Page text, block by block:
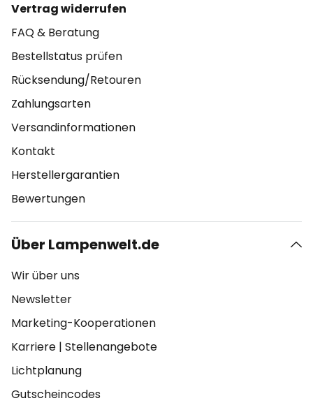
Vertrag widerrufen
FAQ & Beratung
Bestellstatus prüfen
Rücksendung/Retouren
Zahlungsarten
Versandinformationen
Kontakt
Herstellergarantien
Bewertungen
Über Lampenwelt.de
Wir über uns
Newsletter
Marketing-Kooperationen
Karriere | Stellenangebote
Lichtplanung
Gutscheincodes